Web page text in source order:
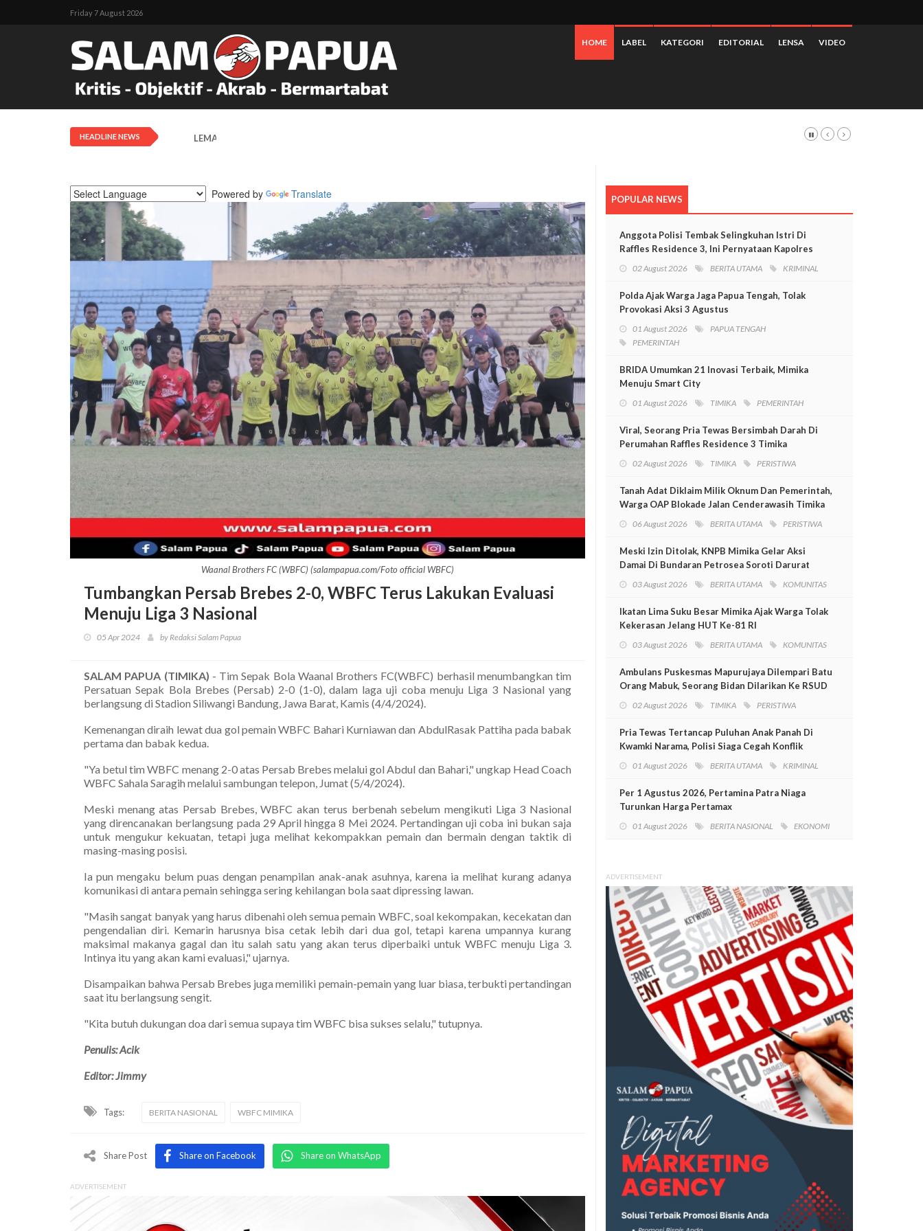
Friday 7 August 2026
HOME LABEL KATEGORI EDITORIAL LENSA VIDEO
HEADLINE NEWS LEMASKO: Pendangkalan Di Pesisir Mimika Bukan Semata Akibat Tailing Freeport
Powered by Translate
Waanal Brothers FC (WBFC) (salampapua.com/Foto official WBFC)
Tumbangkan Persab Brebes 2-0, WBFC Terus Lakukan Evaluasi
Menuju Liga 3 Nasional
05 Apr 2024 by Redaksi Salam Papua
SALAM PAPUA (TIMIKA) - Tim Sepak Bola Waanal Brothers FC(WBFC) berhasil menumbangkan tim
Persatuan Sepak Bola Brebes (Persab) 2-0 (1-0), dalam laga uji coba menuju Liga 3 Nasional yang
berlangsung di Stadion Siliwangi Bandung, Jawa Barat, Kamis (4/4/2024).
Kemenangan diraih lewat dua gol pemain WBFC Bahari Kurniawan dan AbdulRasak Pattiha pada babak
pertama dan babak kedua.
"Ya betul tim WBFC menang 2-0 atas Persab Brebes melalui gol Abdul dan Bahari," ungkap Head Coach
WBFC Sahala Saragih melalui sambungan telepon, Jumat (5/4/2024).
Meski menang atas Persab Brebes, WBFC akan terus berbenah sebelum mengikuti Liga 3 Nasional
yang direncanakan berlangsung pada 29 April hingga 8 Mei 2024. Pertandingan uji coba ini bukan saja
untuk mengukur kekuatan, tetapi juga melihat kekompakkan pemain dan bermain dengan taktik di
masing-masing posisi.
Ia pun mengaku belum puas dengan penampilan anak-anak asuhnya, karena ia melihat kurang adanya
komunikasi di antara pemain sehingga sering kehilangan bola saat dipressing lawan.
"Masih sangat banyak yang harus dibenahi oleh semua pemain WBFC, soal kekompakan, kecekatan dan
pengendalian diri. Kemarin harusnya bisa cetak lebih dari dua gol, tetapi karena umpannya kurang
maksimal makanya gagal dan itu salah satu yang akan terus diperbaiki untuk WBFC menuju Liga 3.
Intinya itu yang akan kami evaluasi," ujarnya.
Disampaikan bahwa Persab Brebes juga memiliki pemain-pemain yang luar biasa, terbukti pertandingan
saat itu berlangsung sengit.
"Kita butuh dukungan doa dari semua supaya tim WBFC bisa sukses selalu," tutupnya.
Penulis: Acik
Editor: Jimmy
Tags: BERITA NASIONAL WBFC MIMIKA
Share Post Share on Facebook Share on WhatsApp
ADVERTISEMENT
POPULAR NEWS
Anggota Polisi Tembak Selingkuhan Istri Di
Raffles Residence 3, Ini Pernyataan Kapolres
02 August 2026 BERITA UTAMA KRIMINAL
Polda Ajak Warga Jaga Papua Tengah, Tolak
Provokasi Aksi 3 Agustus
01 August 2026
PAPUA TENGAH
PEMERINTAH
BRIDA Umumkan 21 Inovasi Terbaik, Mimika
Menuju Smart City
01 August 2026 TIMIKA PEMERINTAH
Viral, Seorang Pria Tewas Bersimbah Darah Di
Perumahan Raffles Residence 3 Timika
02 August 2026 TIMIKA PERISTIWA
Tanah Adat Diklaim Milik Oknum Dan Pemerintah,
Warga OAP Blokade Jalan Cenderawasih Timika
06 August 2026 BERITA UTAMA PERISTIWA
Meski Izin Ditolak, KNPB Mimika Gelar Aksi
Damai Di Bundaran Petrosea Soroti Darurat
03 August 2026 BERITA UTAMA KOMUNITAS
Ikatan Lima Suku Besar Mimika Ajak Warga Tolak
Kekerasan Jelang HUT Ke-81 RI
03 August 2026 BERITA UTAMA KOMUNITAS
Ambulans Puskesmas Mapurujaya Dilempari Batu
Orang Mabuk, Seorang Bidan Dilarikan Ke RSUD
02 August 2026 TIMIKA PERISTIWA
Pria Tewas Tertancap Puluhan Anak Panah Di
Kwamki Narama, Polisi Siaga Cegah Konflik
01 August 2026 BERITA UTAMA KRIMINAL
Per 1 Agustus 2026, Pertamina Patra Niaga
Turunkan Harga Pertamax
01 August 2026 BERITA NASIONAL EKONOMI
ADVERTISEMENT